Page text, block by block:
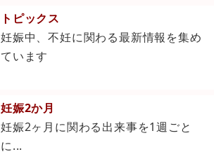
トピックス
妊娠中、不妊に関わる最新情報を集め
ています
妊娠2か月
妊娠2ヶ月に関わる出来事を1週ごと
に...